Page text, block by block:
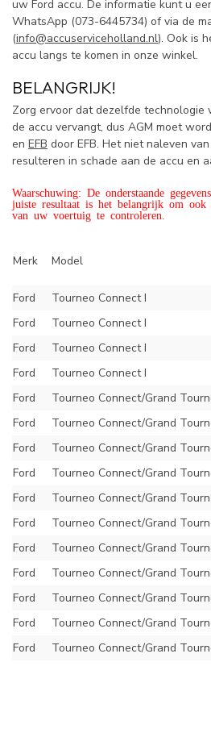
uw Ford accu. De informatie kunt u
WhatsApp (073-6445734) of via de
(info@accuserviceholland.nl). Ook is
accu langs te komen in onze winkel.
BELANGRIJK!
Zorg ervoor dat dezelfde
de accu vervangt, dus AGM moet
en EFB door EFB. Het niet naleven
resulteren in schade aan de accu en
Waarschuwing: De onderstaande
juiste resultaat is het belangrijk om
van uw voertuig te controleren.
Merk Model
Ford Tourneo Connect I
Ford
Tourneo Connect I
Ford
Tourneo Connect I
Ford
Tourneo Connect I
Ford
Tourneo Connect/Grand
Ford
Tourneo Connect/Grand
Ford
Tourneo Connect/Grand
Ford
Tourneo Connect/Grand
Ford
Tourneo Connect/Grand
Ford
Tourneo Connect/Grand
Ford
Tourneo Connect/Grand
Ford
Tourneo Connect/Grand
Ford
Tourneo Connect/Grand
Ford
Tourneo Connect/Grand
Ford
Tourneo Connect/Grand